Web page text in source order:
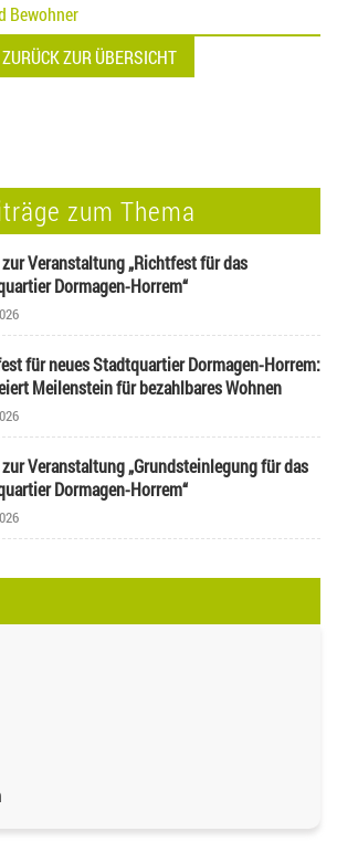
Bewohner
ZURÜCK ZUR ÜBERSICHT
zum Thema
Veranstaltung „Richtfest für das
Dormagen-Horrem“
für neues Stadtquartier Dormagen-Horrem:
Meilenstein für bezahlbares Wohnen
Veranstaltung „Grundsteinlegung für das
Dormagen-Horrem“